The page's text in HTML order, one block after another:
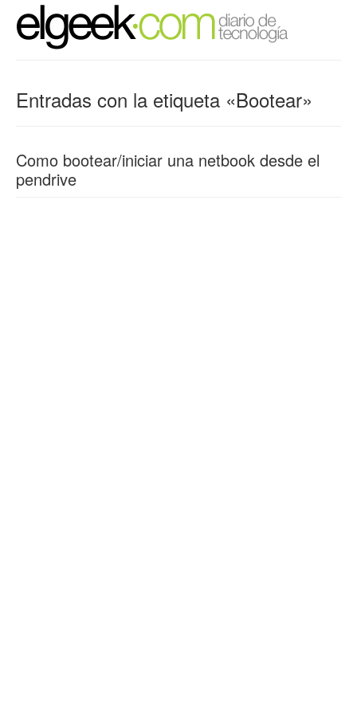
Entradas con la etiqueta «Bootear»
Como bootear/iniciar una netbook desde el
pendrive